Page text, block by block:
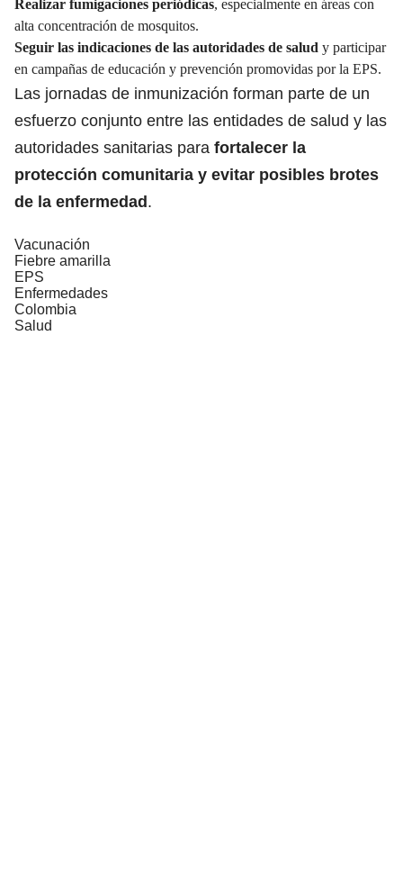
Realizar fumigaciones periódicas, especialmente en áreas con
alta concentración de mosquitos.
Seguir las indicaciones de las autoridades de salud y participar
en campañas de educación y prevención promovidas por la EPS.
Las jornadas de inmunización forman parte de un
esfuerzo conjunto entre las entidades de salud y las
autoridades sanitarias para fortalecer la
protección comunitaria y evitar posibles brotes
de la enfermedad.
Vacunación
Fiebre amarilla
EPS
Enfermedades
Colombia
Salud